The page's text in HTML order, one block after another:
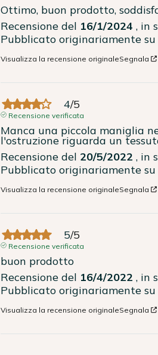
Ottimo, buon prodotto,
Recensione del 16/1/2024 , in
Pubblicato originariamente su
Visualizza la recensione originaleSegnala
4/5
Recensione verificata
Manca una piccola maniglia
l'ostruzione riguarda un
Recensione del 20/5/2022 , in
Pubblicato originariamente su
Visualizza la recensione originaleSegnala
5/5
Recensione verificata
buon prodotto
Recensione del 16/4/2022 , in
Pubblicato originariamente su
Visualizza la recensione originaleSegnala